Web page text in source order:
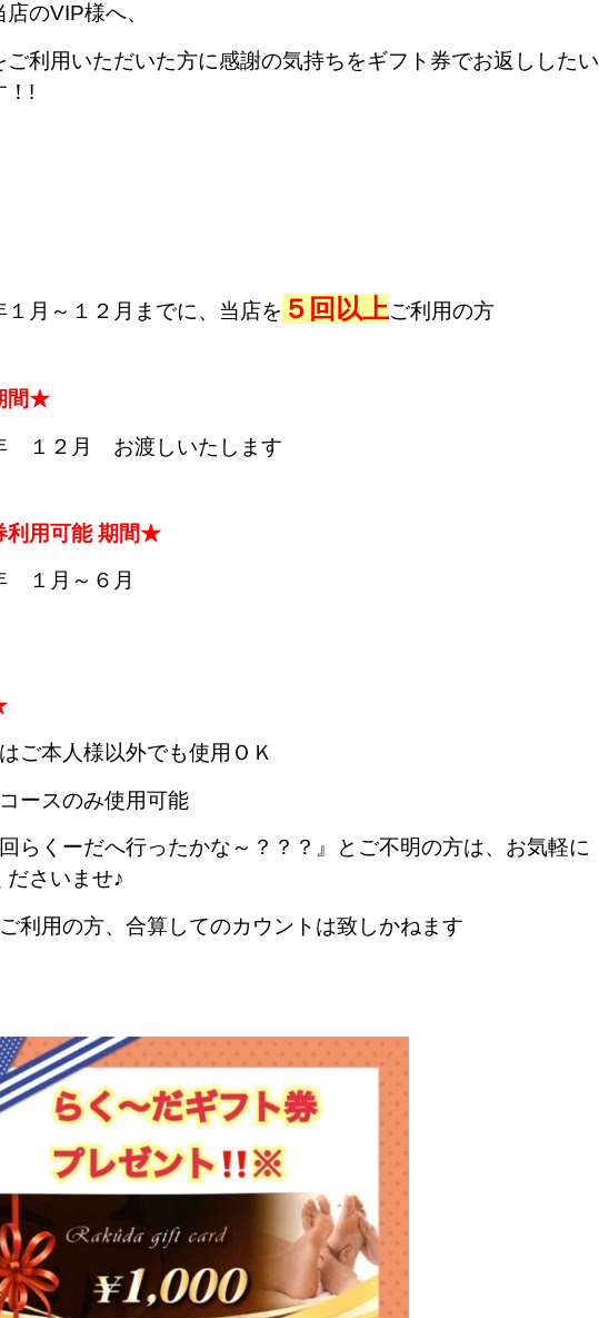
店のVIP様へ、
ご利用いただいた方に感謝の気持ちをギフト券でお返ししたい
！!
１月～１２月までに、当店を ５回 以上ご利用の方
間★
１２月 お渡しいたします
用可能 期間★
１月～６月
ご本人様以外でも使用ＯＫ
ースのみ使用可能
らくーだへ行ったかな～？？？』とご不明の方は、お気軽に
ださいませ♪
利用の方、合算してのカウントは致しかねます